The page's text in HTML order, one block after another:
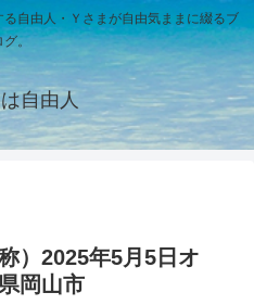
自由人・Ｙさまが自由気ままに綴るブ
グ。
自由人
）2025年5月5日オ
岡山市